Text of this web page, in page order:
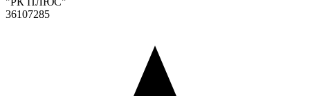
36107285